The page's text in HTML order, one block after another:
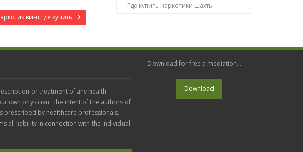
винт где купить
Где купить наркотики шахты
or treatment of any health
own physician. The intent of the authors of
prescribed by healthcare professionals.
all liability in connection with the individual
Download for free a mediation...